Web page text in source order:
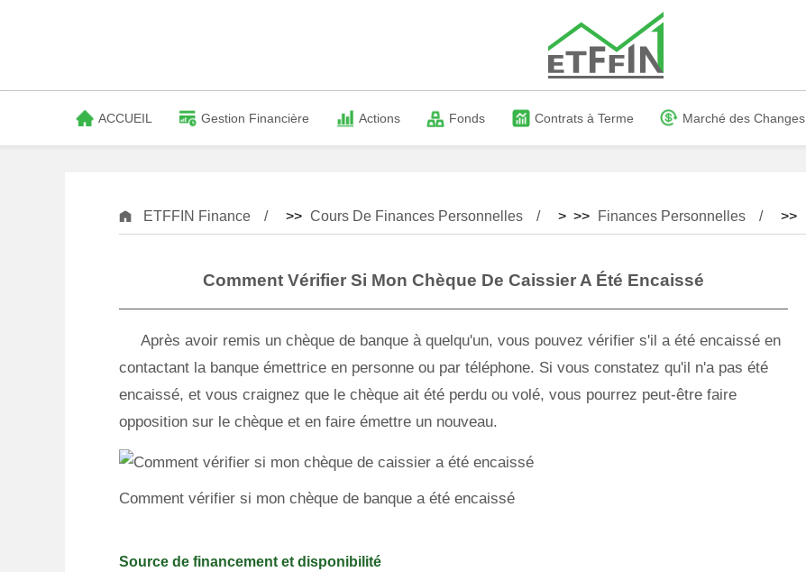
ACCUEIL Gestion Financière Actions Fonds Contrats à Terme Marché des Changes
ETFFIN Finance >> Cours De Finances Personnelles > >> Finances Personnelles >>
Comment Vérifier Si Mon Chèque De Caissier A Été Encaissé
Après avoir remis un chèque de banque à quelqu'un, vous pouvez vérifier s'il a été encaissé en
contactant la banque émettrice en personne ou par téléphone. Si vous constatez qu'il n'a pas été
encaissé, et vous craignez que le chèque ait été perdu ou volé, vous pourrez peut-être faire
opposition sur le chèque et en faire émettre un nouveau.
Comment vérifier si mon chèque de banque a été encaissé
Source de financement et disponibilité